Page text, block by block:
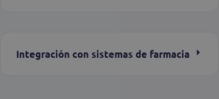
Integración con sistemas de farmacia